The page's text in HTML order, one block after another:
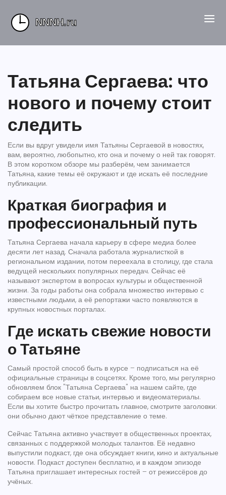
Татьяна Сергаева: что
нового и почему стоит
следить
Если вы вдруг увидели имя Татьяны Сергаевой в новостях,
вам, вероятно, любопытно, кто она и почему о ней так говорят.
В этом коротком обзоре мы разберём, чем занимается
Татьяна, какие темы её окружают и где искать её последние
публикации.
Краткая биография и
профессиональный путь
Татьяна Сергаева начала карьеру в сфере медиа более
десяти лет назад. Сначала работала журналисткой в
региональном издании, потом переехала в столицу, где стала
ведущей нескольких популярных передач. Сейчас её
называют экспертом в вопросах культуры и общественной
жизни. За годы работы она собрала множество интервью с
известными людьми, а её репортажи часто появляются в
крупных новостных порталах.
Где искать свежие новости
о Татьяне
Самый простой способ быть в курсе – подписаться на её
официальные страницы в соцсетях. Кроме того, мы регулярно
обновляем блок "Татьяна Сергаева" на нашем сайте, где
собираем все новые статьи, интервью и видеоматериалы.
Если вы хотите быстро прочитать главное, смотрите заголовки:
они обычно дают чёткое представление о теме.
Сейчас Татьяна активно участвует в общественных проектах,
связанных с поддержкой молодых талантов. Её недавно
выпустили подкаст, где она обсуждает книги, кино и актуальные
новости. Подкаст доступен бесплатно, и в каждом эпизоде
Татьяна приглашает интересных гостей – от режиссёров до
учёных.